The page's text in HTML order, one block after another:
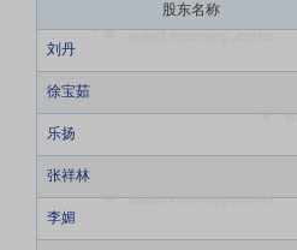
股东名称
刘丹
徐宝茹
乐扬
张祥林
李媚